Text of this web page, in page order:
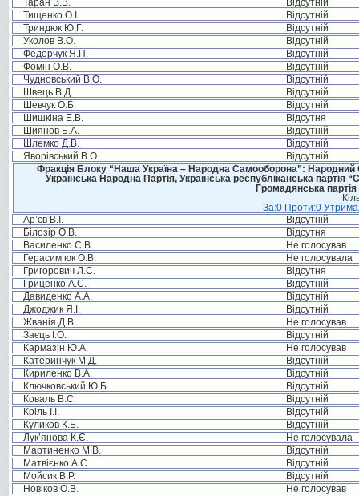
Таран В.В.
Відсутній
Тищенко О.І.
Відсутній
Триндюк Ю.Г.
Відсутній
Уколов В.О.
Відсутній
Федорчук Я.П.
Відсутній
Фомін О.В.
Відсутній
Чудновський В.О.
Відсутній
Швець В.Д.
Відсутній
Шевчук О.Б.
Відсутній
Шишкіна Е.В.
Відсутня
Шиянов Б.А.
Відсутній
Шлемко Д.В.
Відсутній
Яворівський В.О.
Відсутній
Фракція Блоку “Наша Україна – Народна Самооборона”: Народний
Українська Народна Партія, Українська республіканська
Громадянська
За:0 Проти:0
Ар’єв В.І.
Відсутній
Білозір О.В.
Відсутня
Василенко С.В.
Не голосував
Герасим’юк О.В.
Не голосувала
Григорович Л.С.
Відсутня
Гриценко А.С.
Відсутній
Давиденко А.А.
Відсутній
Джоджик Я.І.
Відсутній
Жванія Д.В.
Не голосував
Заєць І.О.
Відсутній
Кармазін Ю.А.
Не голосував
Катеринчук М.Д.
Відсутній
Кириленко В.А.
Відсутній
Ключковський Ю.Б.
Відсутній
Коваль В.С.
Відсутній
Кріль І.І.
Відсутній
Куликов К.Б.
Відсутній
Лук’янова К.Є.
Не голосувала
Мартиненко М.В.
Відсутній
Матвієнко А.С.
Відсутній
Мойсик В.Р.
Відсутній
Новіков О.В.
Не голосував